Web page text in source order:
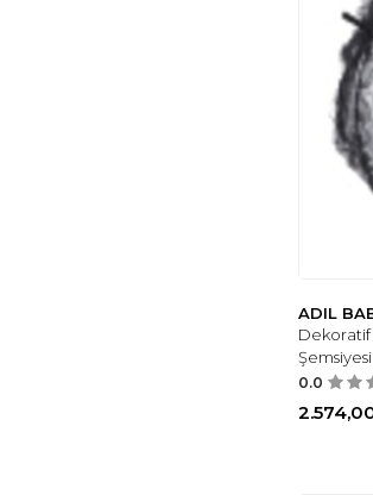
ADIL
Dekoratif
0.0